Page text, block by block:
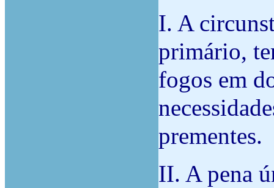
I. A
primário,
fogos em
prementes.
II. A pena